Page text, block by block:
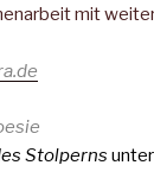
mit
Stolperns